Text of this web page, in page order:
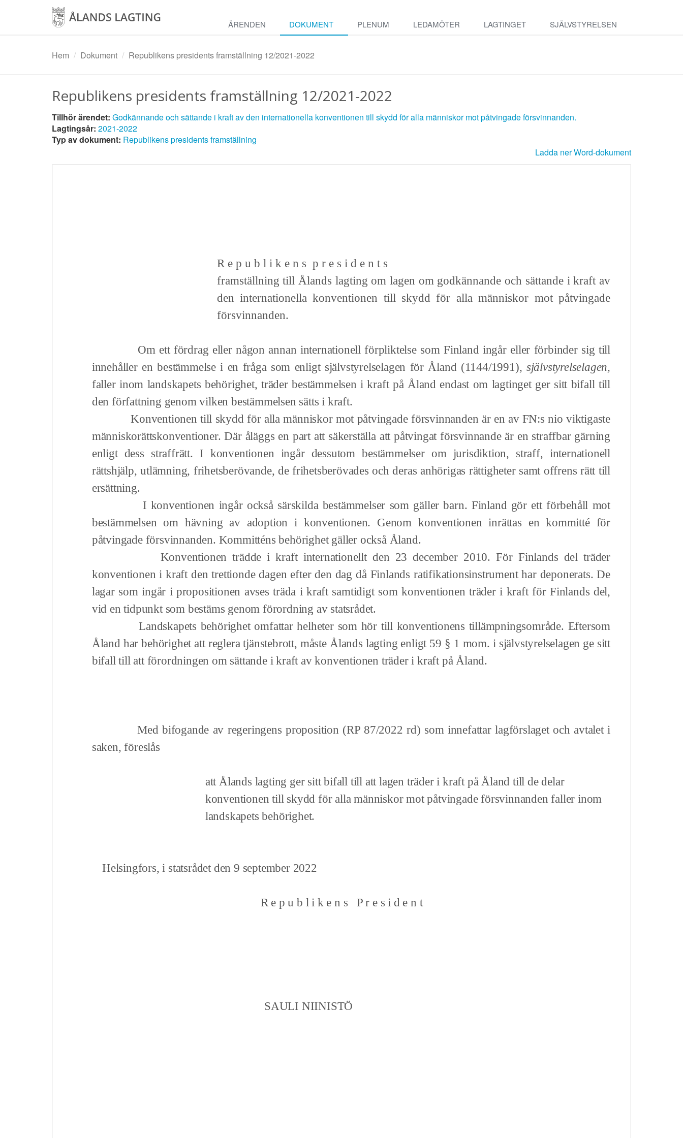
ÄRENDEN DOKUMENT PLENUM LEDAMÖTER LAGTINGET SJÄLVSTYRELSEN
Hem Dokument Republikens presidents framställning 12/2021-2022
Republikens presidents framställning 12/2021-2022
Tillhör ärendet: Godkännande och sättande i kraft av den internationella konventionen till skydd för alla människor mot påtvingade försvinnanden.
Lagtingsår: 2021-2022
Typ av dokument: Republikens presidents framställning
Ladda ner Word-dokument
R e p u b l i k e n s p r e s i d e n t s
framställning till Ålands lagting om lagen om godkännande och sättande i kraft av
den internationella konventionen till skydd för alla människor mot påtvingade
försvinnanden.
Om ett fördrag eller någon annan internationell förpliktelse som Finland ingår eller förbinder sig till
innehåller en bestämmelse i en fråga som enligt självstyrelselagen för Åland (1144/1991), självstyrelselagen,
faller inom landskapets behörighet, träder bestämmelsen i kraft på Åland endast om lagtinget ger sitt bifall till
den författning genom vilken bestämmelsen sätts i kraft.
Konventionen till skydd för alla människor mot påtvingade försvinnanden är en av FN:s nio viktigaste
människorättskonventioner. Där åläggs en part att säkerställa att påtvingat försvinnande är en straffbar gärning
enligt dess straffrätt. I konventionen ingår dessutom bestämmelser om jurisdiktion, straff, internationell
rättshjälp, utlämning, frihetsberövande, de frihetsberövades och deras anhörigas rättigheter samt offrens rätt till
ersättning.
I konventionen ingår också särskilda bestämmelser som gäller barn. Finland gör ett förbehåll mot
bestämmelsen om hävning av adoption i konventionen. Genom konventionen inrättas en kommitté för
påtvingade försvinnanden. Kommitténs behörighet gäller också Åland.
Konventionen trädde i kraft internationellt den 23 december 2010. För Finlands del träder
konventionen i kraft den trettionde dagen efter den dag då Finlands ratifikationsinstrument har deponerats. De
lagar som ingår i propositionen avses träda i kraft samtidigt som konventionen träder i kraft för Finlands del,
vid en tidpunkt som bestäms genom förordning av statsrådet.
Landskapets behörighet omfattar helheter som hör till konventionens tillämpningsområde. Eftersom
Åland har behörighet att reglera tjänstebrott, måste Ålands lagting enligt 59 § 1 mom. i självstyrelselagen ge sitt
bifall till att förordningen om sättande i kraft av konventionen träder i kraft på Åland.
Med bifogande av regeringens proposition (RP 87/2022 rd) som innefattar lagförslaget och avtalet i
saken, föreslås
att Ålands lagting ger sitt bifall till att lagen träder i kraft på Åland till de delar
konventionen till skydd för alla människor mot påtvingade försvinnanden faller inom
landskapets behörighet.
Helsingfors, i statsrådet den 9 september 2022
R e p u b l i k e n s P r e s i d e n t
SAULI NIINISTÖ